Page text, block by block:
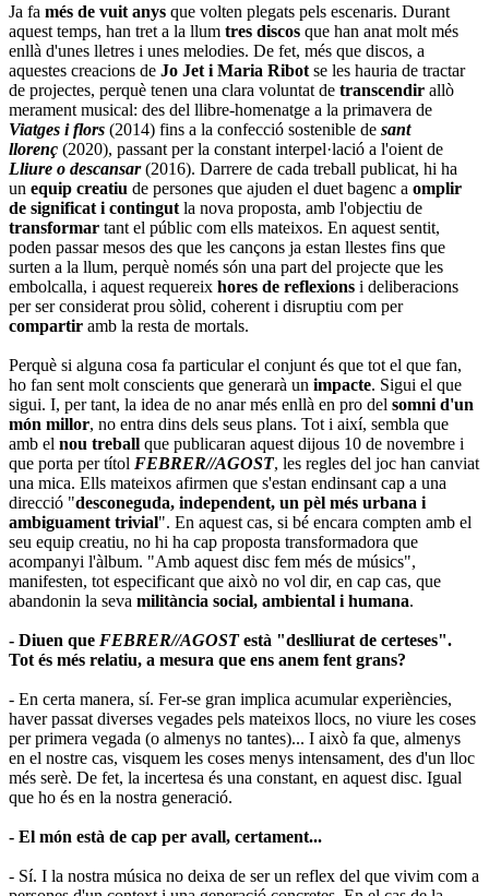
Ja fa més de vuit anys que volten plegats pels escenaris. Durant
aquest temps, han tret a la llum tres discos que han anat molt més
enllà d'unes lletres i unes melodies. De fet, més que discos, a
aquestes creacions de Jo Jet i Maria Ribot se les hauria de tractar
de projectes, perquè tenen una clara voluntat de transcendir allò
merament musical: des del llibre-homenatge a la primavera de
Viatges i flors (2014) fins a la confecció sostenible de sant
llorenç (2020), passant per la constant interpel·lació a l'oient de
Lliure o descansar(2016). Darrere de cada treball publicat, hi ha
un equip creatiu de persones que ajuden el duet bagenc a omplir
de significat i contingut la nova proposta, amb l'objectiu de
transformar tant el públic com ells mateixos. En aquest sentit,
poden passar mesos des que les cançons ja estan llestes fins que
surten a la llum, perquè només són una part del projecte que les
embolcalla, i aquest requereix hores de reflexions i deliberacions
per ser considerat prou sòlid, coherent i disruptiu com per
compartir amb la resta de mortals.
Perquè si alguna cosa fa particular el conjunt és que tot el que fan,
ho fan sent molt conscients que generarà un impacte. Sigui el que
sigui. I, per tant, la idea de no anar més enllà en pro del somni d'un
món millor, no entra dins dels seus plans. Tot i així, sembla que
amb el nou treball que publicaran aquest dijous 10 de novembre i
que porta per títol FEBRER//AGOST, les regles del joc han canviat
una mica. Ells mateixos afirmen que s'estan endinsant cap a una
direcció "desconeguda, independent, un pèl més urbana i
ambiguament trivial". En aquest cas, si bé encara compten amb el
seu equip creatiu, no hi ha cap proposta transformadora que
acompanyi l'àlbum. "Amb aquest disc fem més de músics",
manifesten, tot especificant que això no vol dir, en cap cas, que
abandonin la seva militància social, ambiental i humana.
- Diuen que FEBRER//AGOSTestà "deslliurat de certeses".
Tot és més relatiu, a mesura que ens anem fent grans?
- En certa manera, sí. Fer-se gran implica acumular experiències,
haver passat diverses vegades pels mateixos llocs, no viure les coses
per primera vegada (o almenys no tantes)... I això fa que, almenys
en el nostre cas, visquem les coses menys intensament, des d'un lloc
més serè. De fet, la incertesa és una constant, en aquest disc. Igual
que ho és en la nostra generació.
- El món està de cap per avall, certament...
- Sí. I la nostra música no deixa de ser un reflex del que vivim com a